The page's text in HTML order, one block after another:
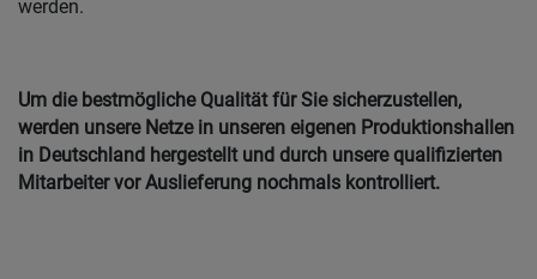
werden.
Um die bestmögliche Qualität für Sie sicherzustellen,
werden unsere Netze in unseren eigenen Produktionshallen
in Deutschland hergestellt und durch unsere qualifizierten
Mitarbeiter vor Auslieferung nochmals kontrolliert.